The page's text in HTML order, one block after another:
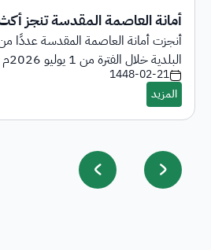
أمانة العاصمة المقدسة تنجز
أنجزت أمانة العاصمة المقدسة عددًا
البلدية خلال الفترة من 1 يوليو 2026م حتى 30 يو...
1448-02-21